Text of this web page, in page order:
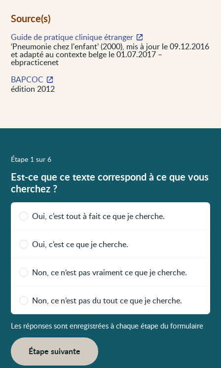
Source(s)
Guide de pratique clinique étranger
‘Pneumonie chez l'enfant’ (2000), mis à jour le 09.12.2016
et adapté au contexte belge le 01.07.2017 –
ebpracticenet
BAPCOC
édition 2012
Étape 1 sur 6
Est-ce que ce texte correspond à ce que vous
cherchez ?
Oui, c’est tout à fait ce que je cherche.
Oui, c’est ce que je cherche.
Non, ce n’est pas vraiment ce que je cherche.
Non, ce n’est pas du tout ce que je cherche.
Les réponses sont enregistrées à chaque étape du formulaire
Étape suivante